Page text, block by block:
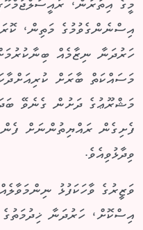
މީގެ އިތުރުން،
އިސްނެންގެވުމުގެ މަތިން،
މަސައްކަތް ބާރަށް
މަޝްރޫޢުގެ ދަށުން ގެނެވޭ
ފެށިގެން ރައްޔިތުންނަށް
ވިދާޅުވިއެވެ.
ވަޒީރުގެ ވާހަކަފުޅު
އިސްކޮށް، ހަރުދަނާ